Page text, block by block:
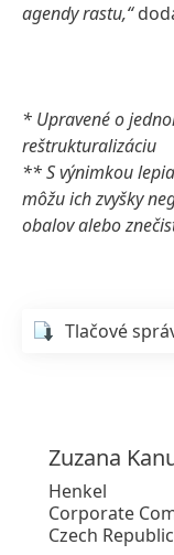
agendy rastu,“
* Upravené o
reštrukturalizáciu
** S výnimkou
môžu ich zvyšky
obalov alebo
Tlačové
Zuzana
Henkel
Corporate
Czech